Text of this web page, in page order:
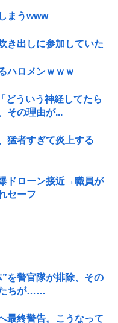
まうwww
き出しに参加していた
ハロメンｗｗｗ
どういう神経してたら
その理由が...
猛者すぎて炎上する
ドローン接近→職員が
セーフ
を警官隊が排除、その
たちが……
最終警告。こうなって